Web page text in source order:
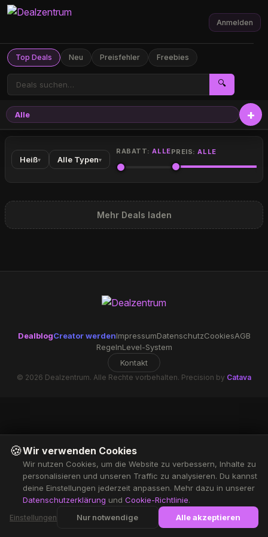
Top Deals Neu Preisfehler Freebies
🔍
Anmelden
Alle
Heiß▾ Alle Typen▾
RABATT:ALLEPREIS:ALLE
Mehr Deals laden
DealblogCreator werdenImpressumDatenschutzCookiesAGB
RegelnLevel-System
Kontakt
© 2026 Dealzentrum. Alle Rechte vorbehalten. Precision by Catava
🍪Wir verwenden Cookies
Wir nutzen Cookies, um die Website zu verbessern, Inhalte zu
personalisieren und unseren Traffic zu analysieren. Du kannst
deine Einstellungen jederzeit anpassen. Mehr dazu in unserer
Datenschutzerklärung und Cookie-Richtlinie.
Einstellungen Nur notwendige Alle akzeptieren